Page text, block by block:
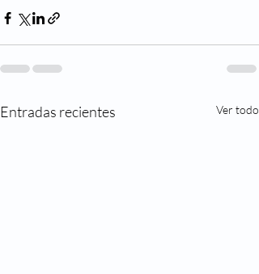
Entradas recientes Ver todo